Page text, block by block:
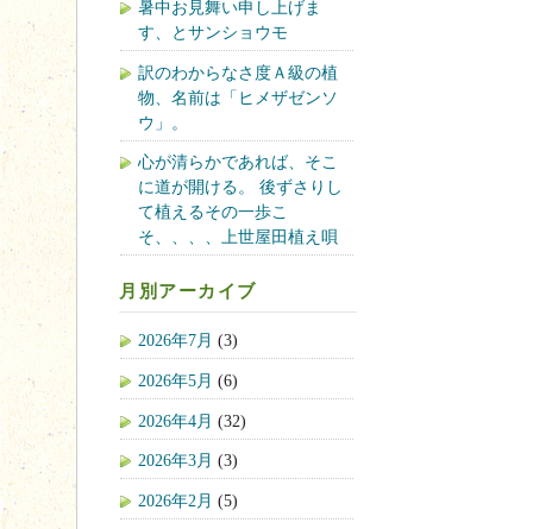
暑中お見舞い申し上げま
す、とサンショウモ
訳のわからなさ度Ａ級の植
物、名前は「ヒメザゼンソ
ウ」。
心が清らかであれば、そこ
に道が開ける。 後ずさりし
て植えるその一歩こ
そ、、、、上世屋田植え唄
月別アーカイブ
2026年7月 (3)
2026年5月 (6)
2026年4月 (32)
2026年3月 (3)
2026年2月 (5)